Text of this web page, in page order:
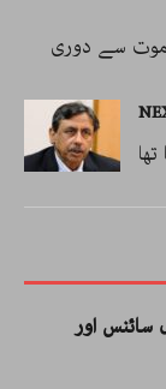
سے دوری
سائنس اور